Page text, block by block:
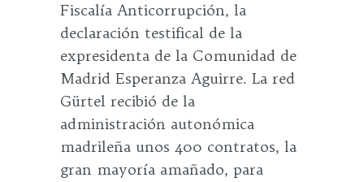
Fiscalía Anticorrupción, la
declaración testifical de la
expresidenta de la Comunidad de
Madrid Esperanza Aguirre. La red
Gürtel recibió de la
administración autonómica
madrileña unos 400 contratos, la
gran mayoría amañado, para